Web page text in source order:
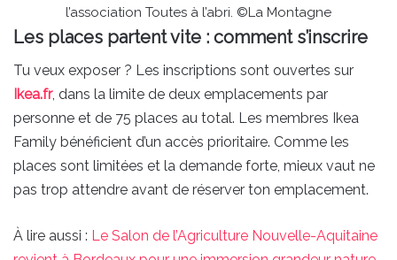
l’association Toutes à l’abri. ©La Montagne
Les places partent vite : comment s’inscrire
Tu veux exposer ? Les inscriptions sont ouvertes sur
Ikea.fr, dans la limite de deux emplacements par
personne et de 75 places au total. Les membres Ikea
Family bénéficient d’un accès prioritaire. Comme les
places sont limitées et la demande forte, mieux vaut ne
pas trop attendre avant de réserver ton emplacement.
À lire aussi : Le Salon de l’Agriculture Nouvelle-Aquitaine